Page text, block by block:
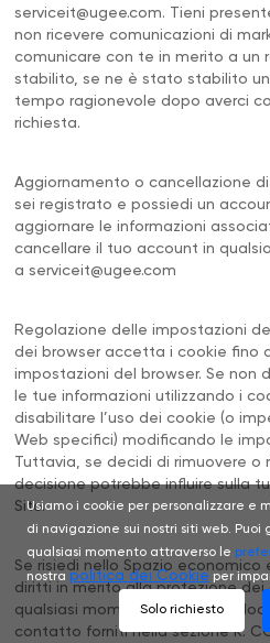
serviceit@ugee.com. Tieni
non ricevere comunicazioni di
comunicare con te in merito a un
stabilito, se ne è stato stabilito
tempo ragionevole dopo averci
richiesta.
Aggiornamento o cancellazione
sei registrato e possiedi un
aggiornare le informazioni
cancellare il tuo account in
aserviceit@ugee.com
Regolazione delle impostazioni
dei browser accetta i cookie fino
impostazioni del browser. Se non
le tue informazioni utilizzando i
disabilitare l’uso dei cookie (o
Web specifici) modificando le
Tuttavia, se decidi di rimuovere o
decisione potrebbe influire sulla
Sito.
Se risiedi nello Spazio
diritti in merito alla protezione dei
qualsiasi momento
contatto forniti nella sezione K.
Usiamo i cookie per personalizzare e
di navigazione sui nostri siti web.
qualsiasi momento attraverso le
nostra politica dei Cookie per
Solo richiesto